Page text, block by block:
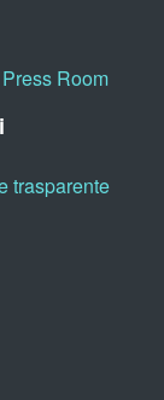
Room
trasparente